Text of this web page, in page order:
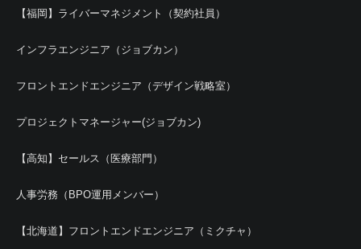
【福岡】ライバーマネジメント（契約社員）
インフラエンジニア（ジョブカン）
フロントエンドエンジニア（デザイン戦略室）
プロジェクトマネージャー(ジョブカン)
【高知】セールス（医療部門）
人事労務（BPO運用メンバー）
【北海道】フロントエンドエンジニア（ミクチャ）